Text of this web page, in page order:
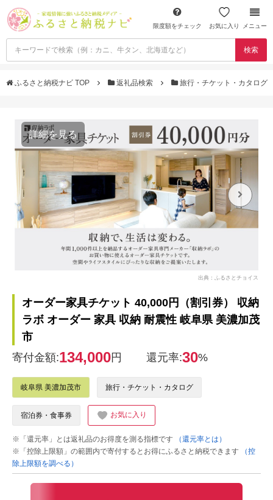
限度額をチェック お気に入り メニュー
検索
ふるさと納税ナビ TOP 返礼品検索 旅行・チケット・カタログ
詳細を見る
出典：ふるさとチョイス
オーダー家具チケット 40,000円（割引券） 収納
ラボ オーダー 家具 収納 耐震性 岐阜県 美濃加茂
市
寄付金額:134,000円 還元率:30%
岐阜県 美濃加茂市 旅行・チケット・カタログ
宿泊券・食事券 お気に入り
※「還元率」とは返礼品のお得度を測る指標です
（還元率とは）
※「控除上限額」の範囲内で寄付するとお得にふるさと納税できます
（控
除上限額を調べる）